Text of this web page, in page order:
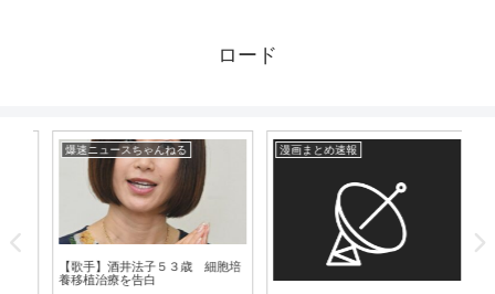
ロード
爆速ニュースちゃんねる
【歌手】酒井法子５３歳 細胞培
養移植治療を告白
漫画まとめ速報